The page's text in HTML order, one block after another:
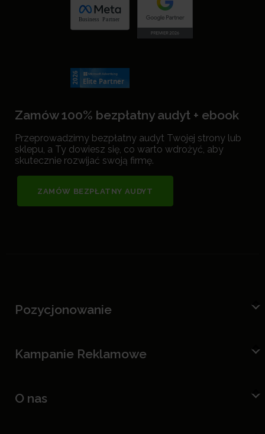
Zamów 100% bezpłatny audyt + ebook
Przeprowadzimy bezpłatny audyt Twojej strony lub
sklepu, a Ty dowiesz się, co warto wdrożyć, aby
skutecznie rozwijać swoją firmę.
ZAMÓW BEZPŁATNY AUDYT
Pozycjonowanie
Kampanie Reklamowe
O nas